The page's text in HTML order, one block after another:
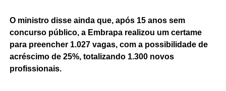
O ministro disse ainda que, após 15 anos sem
concurso público, a Embrapa realizou um certame
para preencher 1.027 vagas, com a possibilidade de
acréscimo de 25%, totalizando 1.300 novos
profissionais.